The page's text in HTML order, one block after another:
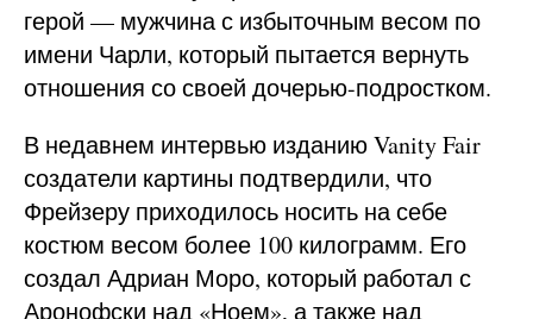
герой — мужчина с избыточным весом по
имени Чарли, который пытается вернуть
отношения со своей дочерью-подростком.
В недавнем интервью изданию Vanity Fair
создатели картины подтвердили, что
Фрейзеру приходилось носить на себе
костюм весом более 100 килограмм. Его
создал Адриан Моро, который работал с
Аронофски над «Ноем», а также над